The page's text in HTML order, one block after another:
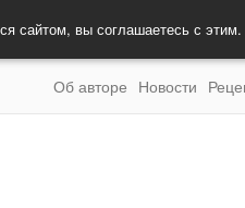
сайтом, вы соглашаетесь с этим.
Об авторе Новости